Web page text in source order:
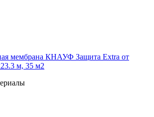
мембрана КНАУФ Защита Extra от
м, 35 м2